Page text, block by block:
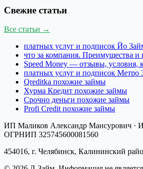
Свежие статьи
Все статьи →
платных услуг и подписок Йо
что за компания. Преимущества
Speed Money — отзывы, условия,
платных услуг и подписок Метро
Qreditka похожие займы
Хурма Кредит похожие займы
Срочно деньги похожие займы
Profi Credit похожие займы
ИП Маликов Александр Мансурович ·
ОГРНИП 325745600081560
454016, г. Челябинск, Калининский